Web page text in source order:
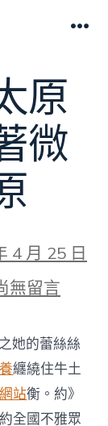
原
微
4 月 25 日
《專
》：
無留言
她的蕾絲絲
纏繞住牛土
站衡。約》
全國不雅眾